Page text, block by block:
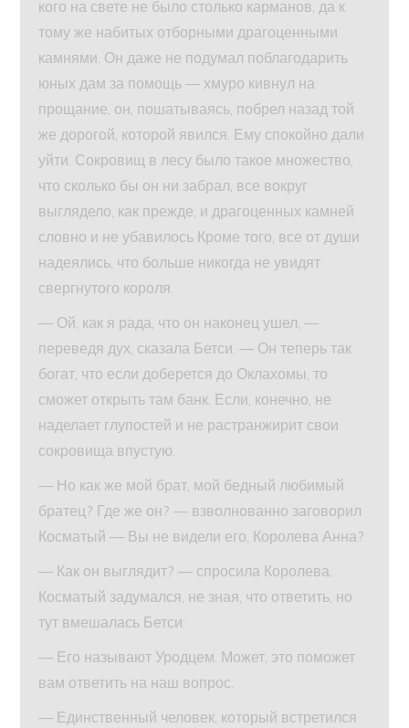
кого на свете не было столько карманов, да к
тому же набитых отборными драгоценными
камнями. Он даже не подумал поблагодарить
юных дам за помощь — хмуро кивнул на
прощание, он, пошатываясь, побрел назад той
же дорогой, которой явился. Ему спокойно дали
уйти. Сокровищ в лесу было такое множество,
что сколько бы он ни забрал, все вокруг
выглядело, как прежде, и драгоценных камней
словно и не убавилось Кроме того, все от души
надеялись, что больше никогда не увидят
свергнутого короля.
— Ой, как я рада, что он наконец ушел, —
переведя дух, сказала Бетси. — Он теперь так
богат, что если доберется до Оклахомы, то
сможет открыть там банк. Если, конечно, не
наделает глупостей и не растранжирит свои
сокровища впустую.
— Но как же мой брат, мой бедный любимый
братец? Где же он? — взволнованно заговорил
Косматый — Вы не видели его, Королева Анна?
— Как он выглядит? — спросила Королева.
Косматый задумался, не зная, что ответить, но
тут вмешалась Бетси:
— Его называют Уродцем. Может, это поможет
вам ответить на наш вопрос.
— Единственный человек, который встретился